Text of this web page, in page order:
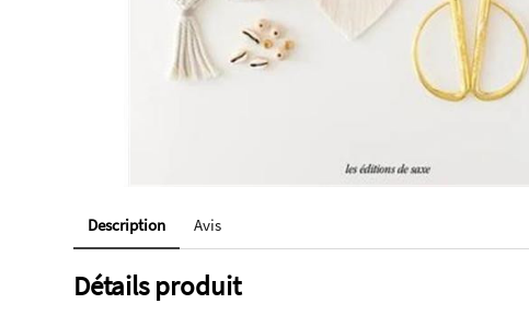
Description Avis
Détails produit